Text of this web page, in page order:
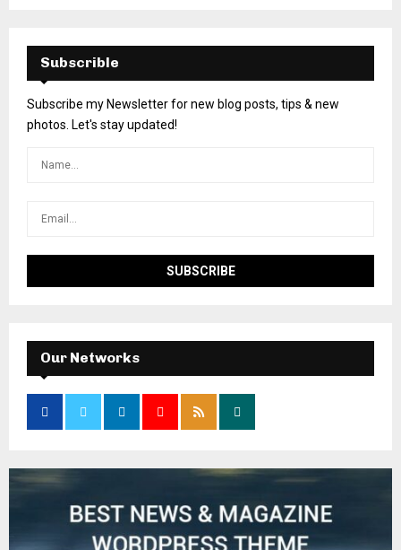
Subscrible
Subscribe my Newsletter for new blog posts, tips & new
photos. Let's stay updated!
Our Networks